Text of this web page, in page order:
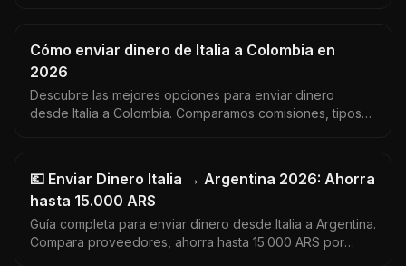
Cómo enviar dinero de Italia a Colombia en
2026
Descubre las mejores opciones para enviar dinero
desde Italia a Colombia. Comparamos comisiones, tipos
💶 Enviar Dinero Italia → Argentina 2026: Ahorra
hasta 15.000 ARS
Guía completa para enviar dinero desde Italia a Argentina.
Compara proveedores, ahorra hasta 15.000 ARS por